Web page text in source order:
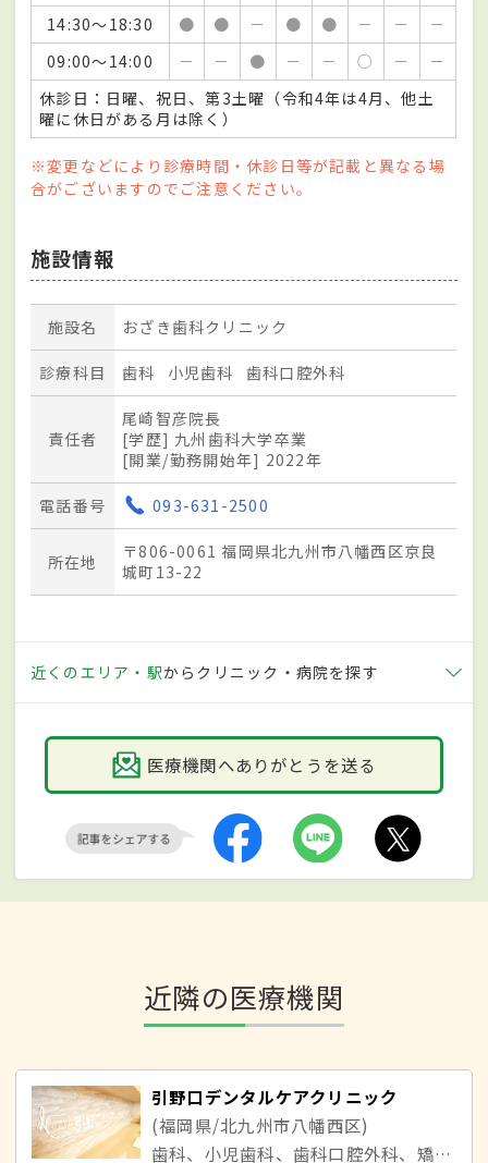
14:30～18:30
● ● － ● ● － －
－
09:00～14:00
－ － ● － － ○ －
－
休診日：日曜、祝日、第3土曜（令和4年は4月、他土
曜に休日がある月は除く）
※変更などにより診療時間・休診日等が記載と異なる場
合がございますのでご注意ください。
施設情報
施設名 おざき歯科クリニック
診療科目 歯科 小児歯科 歯科口腔外科
責任者
尾崎智彦院長
[学歴] 九州歯科大学卒業
[開業/勤務開始年] 2022年
電話番号 093-631-2500
所在地
〒806-0061 福岡県北九州市八幡西区京良
城町13-22
近くのエリア・駅からクリニック・病院を探す
医療機関へありがとうを送る
近隣の医療機関
引野口デンタルケアクリニック
(福岡県/北九州市八幡西区)
歯科、小児歯科、歯科口腔外科、矯正歯科